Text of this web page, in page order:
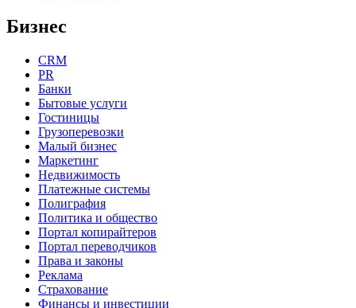
Бизнес
CRM
PR
Банки
Бытовые услуги
Гостиницы
Грузоперевозки
Малый бизнес
Маркетинг
Недвижимость
Платежные системы
Полиграфия
Политика и общество
Портал копирайтеров
Портал переводчиков
Права и законы
Реклама
Страхование
Финансы и инвестиции